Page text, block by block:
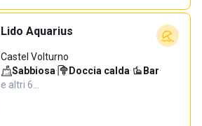
Lido Aquarius
Castel Volturno
Sabbiosa· Doccia calda· Bar·
e altri 6…